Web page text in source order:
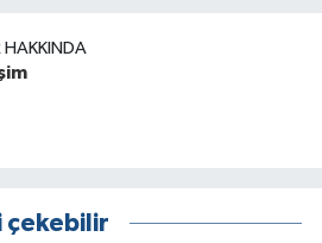
HAKKINDA
çekebilir